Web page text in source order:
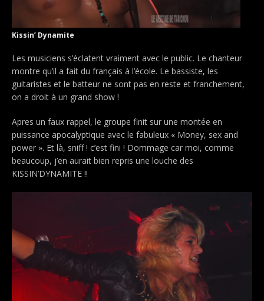
Kissin’ Dynamite
Les musiciens s’éclatent vraiment avec le public. Le chanteur
montre qu’il a fait du français à l’école. Le bassiste, les
guitaristes et le batteur ne sont pas en reste et franchement,
on a droit à un grand show !
Apres un faux rappel, le groupe finit sur une montée en
puissance apocalyptique avec le fabuleux « Money, sex and
power ». Et là, sniff ! c’est fini ! Dommage car moi, comme
beaucoup, j’en aurait bien repris une louche des
KISSIN’DYNAMITE !!